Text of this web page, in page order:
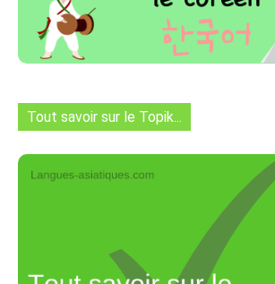
Tout savoir sur le Topik...